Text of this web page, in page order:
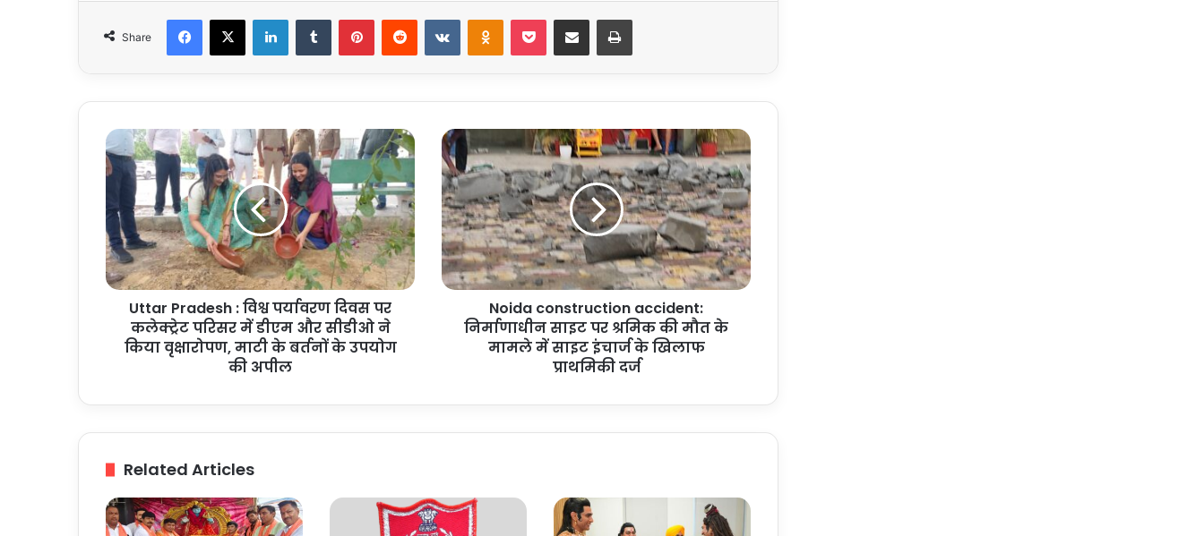
Share
Facebook
X LinkedInTumblr PinterestReddit VKontakteOdnoklassniki
Pocket Share via Email Print
Uttar
Pradesh
:
पर्यावरण
दिवस
पर
कलेक्ट्रेट
परिसर
माटी
बर्तनों
उपयोग
की
Uttar Pradesh : विश्व पर्यावरण दिवस पर
कलेक्ट्रेट परिसर में डीएम और सीडीओ ने
किया वृक्षारोपण, माटी के बर्तनों के उपयोग
की अपील
Noida
construction
accident:
निर्माणाधीन
साइट
पर
श्रमिक
की
मौत
प्राथमिकी
Noida construction accident:
निर्माणाधीन साइट पर श्रमिक की मौत के
मामले में साइट इंचार्ज के खिलाफ
प्राथमिकी दर्ज
Related Articles